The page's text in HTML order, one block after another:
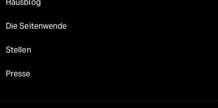
Hausblog
Die Seitenwende
Stellen
Presse